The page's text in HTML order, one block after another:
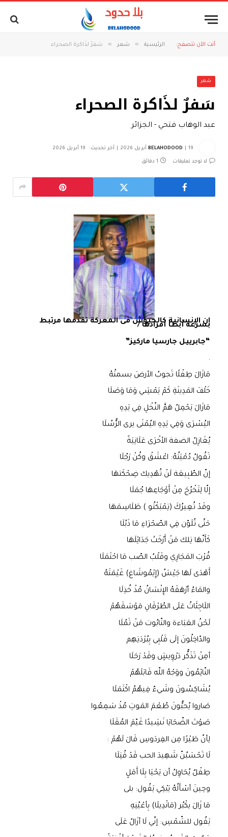
أنت الآن تتصفح: الرئيسية » شعر » سَفرٌ لذَاكرة الصحراء
شعر
سَفرٌ لذَاكرة الصحراء
عبد الوهاب فتحي - الجزائر
BELAHODOOD 19 أبريل 2026 آخر تحديث: 19 أبريل 2026
لا توجد تعليقات 1 دقائق
إن الإنسانية كالجيوش فى المعركة تقدمها مرتبط
بسرعة أبطأ أفرادها /
“جابرييل جارسيا ماركيز”
.
مَازَالَ طِفْلًا تَجوبُ الأرضَ بسمتُهُ
خَلْفَ المَدِينَةِ كَمْ يَمْشِي وَمَا وَصَلَا
مَازَالَ يَحْمِلُ هَمَّ النّخْلِ فِي يَدِهِ
اليُسْرَى وَفِي يَدِهِ اليُمْنَى يرى الرُّسُلَا
يُغَازِلُ الضفة الأخْرَى عَلَانِيَةً
تَقُولُ دُمْيَتُهُ: اعْشَقْ وكُنْ رَجُلَا
إنّ الطّبِيعَة لَنْ تُهْدِيك ضِحْكَتهَا
إلّا لِتَخْرُجَ مِنْ أَوْجَاعِهَا جُمَلَا
وقَدْ تُعِيرُكَ (تِمْبَكْتُو ) طَلَاسِمَهَا
حَتّى تُلَوّن فِي الصّحْرَاءِ مَا ذَبُلَا
كَأَنّهَا تِلك مَنْ أَرْخَتْ جَدَائِلَهَا
قُرْبَ المَجَارِي وقَلْبُ الصّب مَا احْتَمَلَا
أَهْدَى لَهَا جَيْشُ (إِيْمُوشَاغ) غَيْمَتَهُ
والمَاءُ أرْهَقَهُ الإِنْسَانُ مُذْ خُذِلَا
اللَاجِئَاتُ عَلَى الطُرْقَانِ مَوْسَقَهُمْ
لَحْنُ العَبَاءة والتّابُوت مَنْ ثَمُلَا
والدّاخِلُونَ إلَى قَلْبِي بِبُرْدَتِهِم
أمِنْ تَذَكُّر دَرْوِيشٍ وقَدْ رَحَلَا
النّائِمُونَ ووَجْهُ اللّه قَابَلَهُمْ
يُشَاكِسُونَ وشَيءٌ فِيهُمُ اكْتَمَلَا
صَاروا يُحبُّونَ طُعْمَ المَوتِ مُذْ سَمِعُوا
صَوْتَ الضّحَايَا نَشِيدًا غَيّمَ المُقَلَا
لِأنّ طَيْرًا مِن الفِردَوسِ قَالَ لَهُمْ :
لَا تَحْسَبُنّ شَهِيدَ الحب قَدْ قُتِلَا
طِفْلٌ يُحَاوِلُ أن يَحْيَا بِلَا أَمَلٍ
وحِينَ أسْأَلُهُ يَبْكِي يَقُول: بلى
مَا زَالَ يكْبُر (مَانْدِيلَا) بِأعْيُنِهِ
يَقُول للشّمْسِ: إنّي لَا أزَالُ عَلَى